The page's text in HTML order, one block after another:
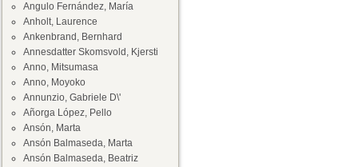
Angulo Fernández, María
Anholt, Laurence
Ankenbrand, Bernhard
Annesdatter Skomsvold, Kjersti
Anno, Mitsumasa
Anno, Moyoko
Annunzio, Gabriele D\'
Añorga López, Pello
Ansón, Marta
Ansón Balmaseda, Marta
Ansón Balmaseda, Beatriz